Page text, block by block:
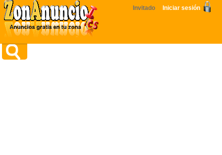
Invitado Iniciar sesión